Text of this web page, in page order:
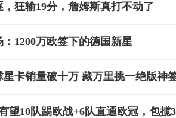
狂输19分，詹姆斯真打不动了
1200万欧签下的德国新星
卡销量破十万 藏万里挑一绝版神
望10队踢欧战+6队直通欧冠，包揽